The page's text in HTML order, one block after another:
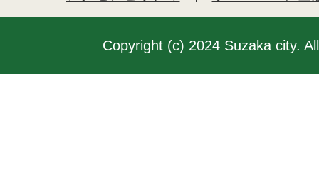
Copyright (c) 2024 Suzaka city.